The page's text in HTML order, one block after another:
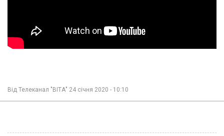
Від Телеканал "ВІТА" 24 січня 2020 - 10:10